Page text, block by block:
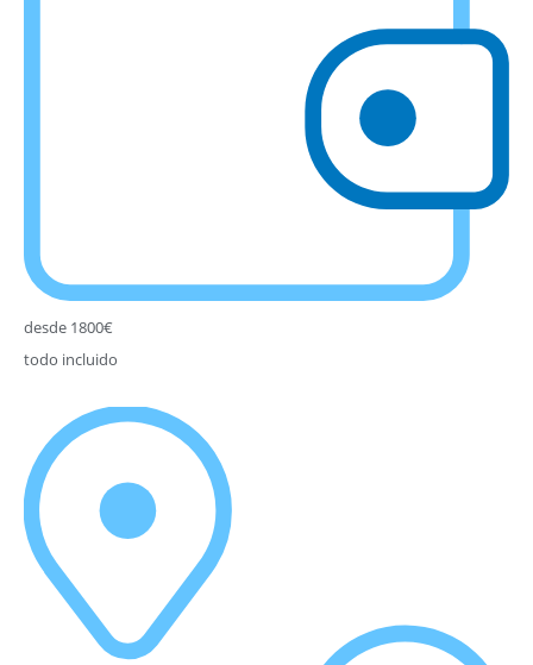
desde 1800€
todo incluido